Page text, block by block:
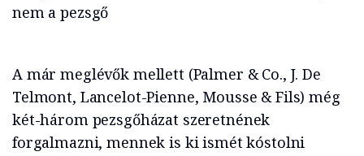
nem a pezsgő
A már meglévők mellett (Palmer & Co., J. De
Telmont, Lancelot-Pienne, Mousse & Fils) még
két-három pezsgőházat szeretnének
forgalmazni, mennek is ki ismét kóstolni